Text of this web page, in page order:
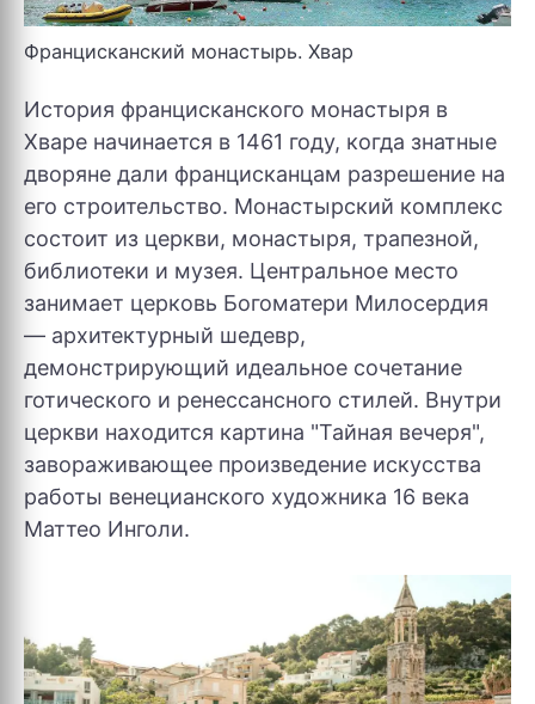
Францисканский монастырь. Хвар
История францисканского монастыря в
Хваре начинается в 1461 году, когда знатные
дворяне дали францисканцам разрешение на
его строительство. Монастырский комплекс
состоит из церкви, монастыря, трапезной,
библиотеки и музея. Центральное место
занимает церковь Богоматери Милосердия
— архитектурный шедевр,
демонстрирующий идеальное сочетание
готического и ренессансного стилей. Внутри
церкви находится картина "Тайная вечеря",
завораживающее произведение искусства
работы венецианского художника 16 века
Маттео Инголи.